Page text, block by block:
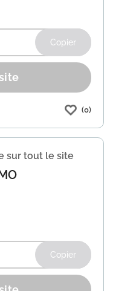
Copier
une réduction
Utilisez le
du paiement
En savoir plus
(0)
sur tout le site
Copier